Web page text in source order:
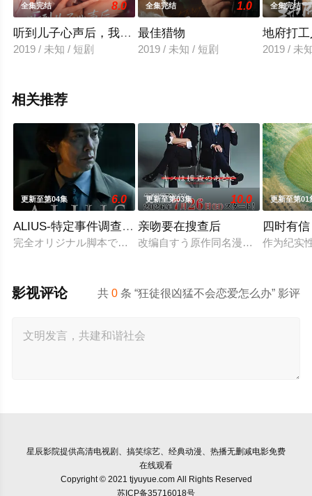
全集完结 8.0
听到儿子心声后，我跟老公破镜重圆
2019 / 未知 / 短剧
全集完结 1.0
最佳猎物
2019 / 未知 / 短剧
全集完结
地府打
2019 / 未
相关推荐
更新至第04集 6.0
ALIUS-特定事件调查档案-
完全オリジナル脚本で描く新作・連続ドラマＷ-３０「ALIUS
更新至第03集 10.0
亲吻要在搜查后
改编自すう原作同名漫画《キスは捜
更新至第01
四时有
作为纪实
共0 条 “狂徒很凶猛不会恋爱怎么办” 影评
影视评论
星辰影院提供高清电视剧、搞笑综艺、经典动漫、热播无删减电影免费
在线观看
Copyright © 2021 tjyuyue.com All Rights Reserved
苏ICP备35716018号